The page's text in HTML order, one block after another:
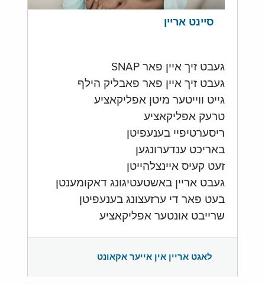
סיינט אריין
געבט זיך איין פאר SNAP
געבט זיך איין פאר פאבליק הילף
גייט ווייטער מיטן אפליקאציע
טרעק אפליקאציע
ריסערטיפיי בענעפיטן
באריכט ענדערונגען
זעט קעיס איינצלהייטן
געבט אריין באשטעטיגונג דאקומענטן
בעט פאר די ערזעצונג בענעפיטן
שרייבט אונטער אפליקאציע
לאגט אריין אין אייער אקאונט